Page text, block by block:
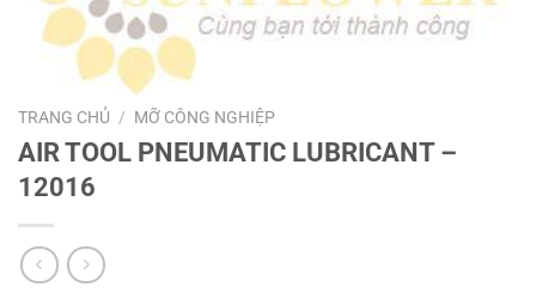
TRANG CHỦ / MỠ CÔNG NGHIỆP
AIR TOOL PNEUMATIC LUBRICANT –
12016